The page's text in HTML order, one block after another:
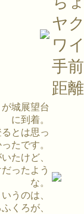
ヤ
ワ
手
距
城展望台
に到着。
とは思っ
たです。
たけど、
ったよう
な。
うのは、
くろが、